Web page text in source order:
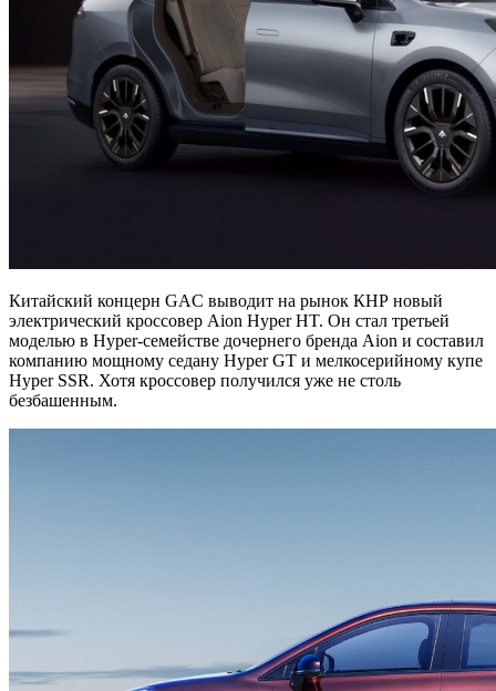
Китайский концерн GAC выводит на рынок КНР новый
электрический кроссовер Aion Hyper HT. Он стал третьей
моделью в Hyper-семействе дочернего бренда Aion и составил
компанию мощному седану Hyper GT и мелкосерийному купе
Hyper SSR. Хотя кроссовер получился уже не столь
безбашенным.